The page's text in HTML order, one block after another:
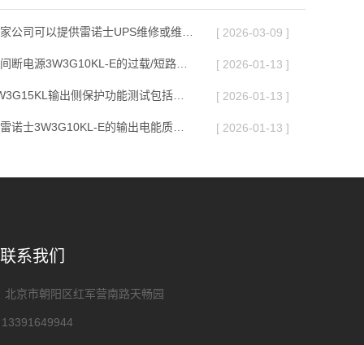
北京在北京那家公司可以提供雷诺士UPS维修或维护服务？ [ 2026-03-09 ]
北京雷诺士不间断电源3W3G10KL-E的过载/短路保护功能测试的操作要点是什么 [ 2026-01-13 ]
北京雷诺士3W3G15KL输出侧保护功能测试包括哪些内容 [ 2026-01-13 ]
北京如何判断雷诺士3W3G10KL-E的输出电能质量是否符合标准 [ 2026-01-13 ]
系我们
北京市朝阳区红军营南路天畅园